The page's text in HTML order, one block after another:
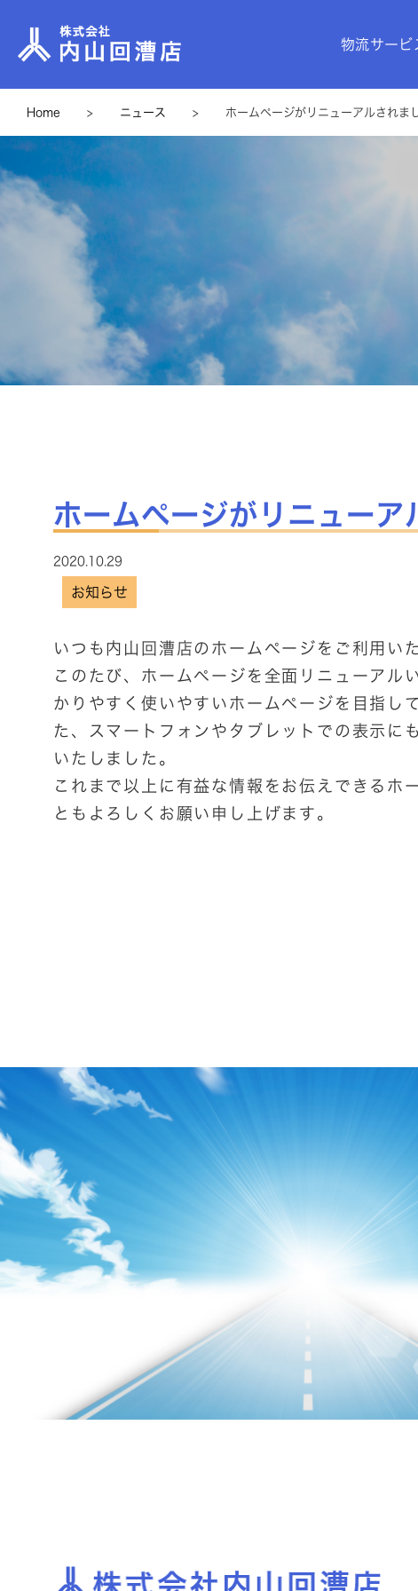
物流サービ
Home > ニュース > ホームページがリニューアルされま
ホームページがリニューア
2020.10.29
お知らせ
いつも内山回漕店のホームページをご利用い
このたび、ホームページを全面リニューア
かりやすく使いやすいホームページを目指し
た、スマートフォンやタブレットでの表示に
いたしました。
これまで以上に有益な情報をお伝えできるホ
ともよろしくお願い申し上げます。